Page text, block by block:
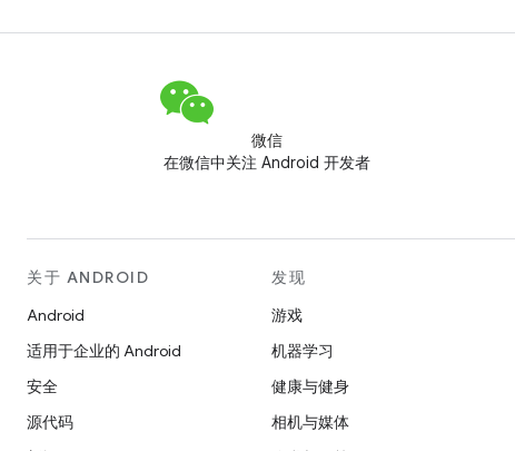
微信
在微信中关注 Android 开发者
关于 ANDROID
Android
适用于企业的 Android
安全
源代码
发现
游戏
机器学习
健康与健身
相机与媒体